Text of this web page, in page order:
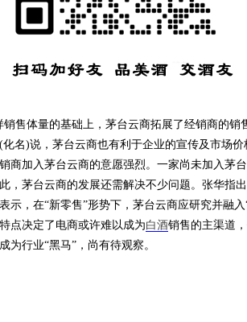
销售体量的基础上，茅台云商拓展了经销商的
化名)说，茅台云商也有利于企业的宣传及市场价
商加入茅台云商的意愿强烈。一家尚未加入茅
，茅台云商的发展还需解决不少问题。张华指
示，在“新零售”形势下，茅台云商应研究并融入
点决定了电商或许难以成为白酒销售的主渠道
为行业“黑马”，尚有待观察。